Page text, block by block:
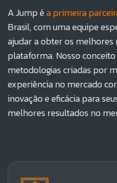
A Jump éa primeira
Brasil, com uma equipe
ajudar a obter os
plataforma. Nosso
metodologias criadas por
experiência no mercado
inovação e eficácia para
melhores resultados no